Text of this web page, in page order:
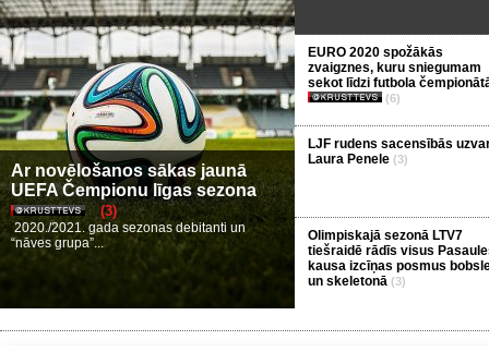
Ar novēlošanos sākas jaunā
UEFA Čempionu līgas sezona
(3)
2020./2021. gada sezonas debitanti un
“nāves grupa”...
EURO 2020 spožākās
zvaigznes, kuru sniegumam
sekot līdzi futbola
(6)
LJF rudens sacensībās
Laura Penele (3)
Olimpiskajā sezonā LTV7
tiešraidē rādīs visus
kausa izcīņas posmus
un skeletonā (3)